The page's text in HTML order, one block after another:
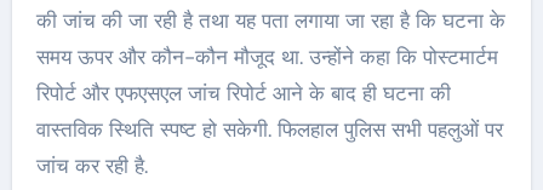
की जांच की जा रही है तथा यह पता लगाया जा रहा है कि घटना के
समय ऊपर और कौन-कौन मौजूद था. उन्होंने कहा कि पोस्टमार्टम
रिपोर्ट और एफएसएल जांच रिपोर्ट आने के बाद ही घटना की
वास्तविक स्थिति स्पष्ट हो सकेगी. फिलहाल पुलिस सभी पहलुओं पर
जांच कर रही है.